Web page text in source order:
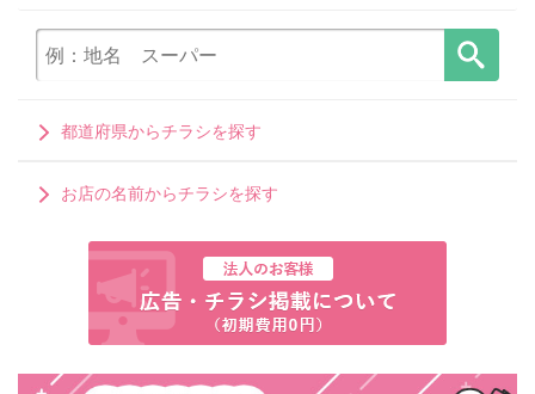
都道府県からチラシを探す
お店の名前からチラシを探す